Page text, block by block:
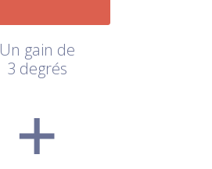
Un gain de
3 degrés